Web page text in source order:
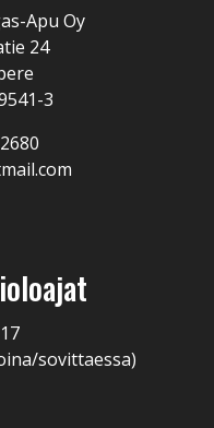
Apu Oy
24
3
sovittaessa)